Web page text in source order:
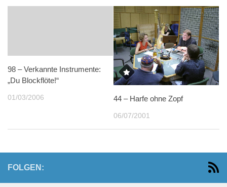
98 – Verkannte Instrumente:
„Du Blockflöte!“
01/03/2006 44 – Harfe ohne Zopf
06/07/2001
FOLGEN: